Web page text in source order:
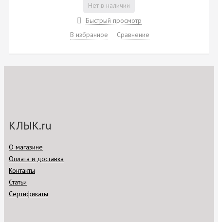
Нет в наличии
Быстрый просмотр
В избранное
Сравнение
КЛЫК.ru
О магазине
Оплата и доставка
Контакты
Статьи
Сертификаты